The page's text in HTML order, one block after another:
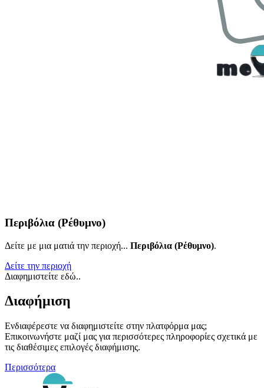
Περιβόλια (Ρέθυμνο)
Δείτε με μια ματιά την περιοχή... Περιβόλια (Ρέθυμνο).
Δείτε την περιοχή
Διαφημιστείτε εδώ..
Διαφήμιση
Ενδιαφέρεστε να διαφημιστείτε στην πλατφόρμα μας;
Επικοινωνήστε μαζί μας για περισσότερες πληροφορίες σχετικά με
τις διαθέσιμες επιλογές διαφήμισης.
Περισσότερα